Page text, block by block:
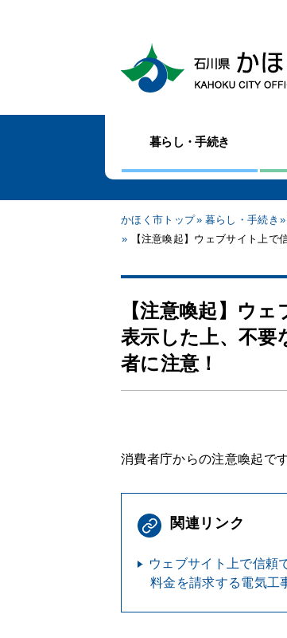
暮らし・手続き
かほく市トップ 暮らし・手続き
【注意喚起】ウェブサイト上
【注意喚起】ウ
表示した上、不要
者に注意！
消費者庁からの注意喚起で
関連リンク
ウェブサイト上で信頼
料金を請求する電気工